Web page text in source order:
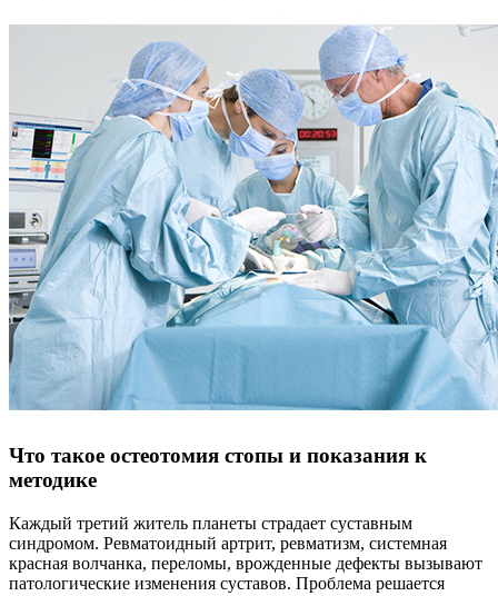
Что такое остеотомия стопы и показания к
методике
Каждый третий житель планеты страдает суставным
синдромом. Ревматоидный артрит, ревматизм, системная
красная волчанка, переломы, врожденные дефекты вызывают
патологические изменения суставов. Проблема решается